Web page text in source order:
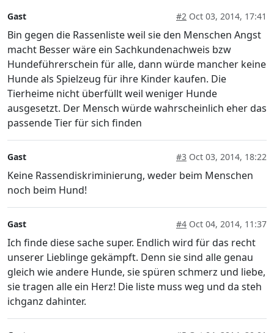
Gast #2 Oct 03, 2014, 17:41
Bin gegen die Rassenliste weil sie den Menschen Angst
macht Besser wäre ein Sachkundenachweis bzw
Hundeführerschein für alle, dann würde mancher keine
Hunde als Spielzeug für ihre Kinder kaufen. Die
Tierheime nicht überfüllt weil weniger Hunde
ausgesetzt. Der Mensch würde wahrscheinlich eher das
passende Tier für sich finden
Gast #3 Oct 03, 2014, 18:22
Keine Rassendiskriminierung, weder beim Menschen
noch beim Hund!
Gast #4 Oct 04, 2014, 11:37
Ich finde diese sache super. Endlich wird für das recht
unserer Lieblinge gekämpft. Denn sie sind alle genau
gleich wie andere Hunde, sie spüren schmerz und liebe,
sie tragen alle ein Herz! Die liste muss weg und da steh
ichganz dahinter.